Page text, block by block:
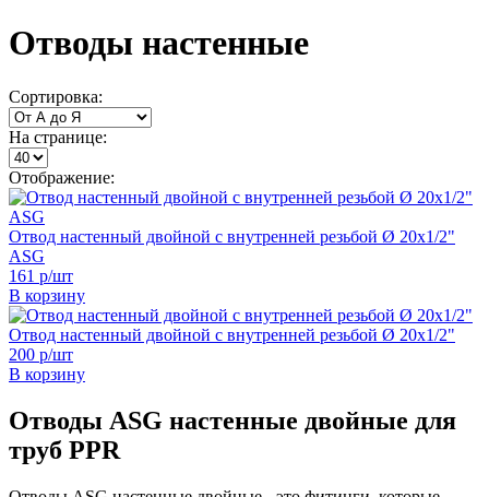
Отводы настенные
Сортировка:
На странице:
Отображение:
Отвод настенный двойной с внутренней резьбой Ø 20х1/2"
ASG
161 р/шт
В корзину
Отвод настенный двойной с внутренней резьбой Ø 20х1/2"
200 р/шт
В корзину
Отводы ASG настенные двойные для
труб PPR